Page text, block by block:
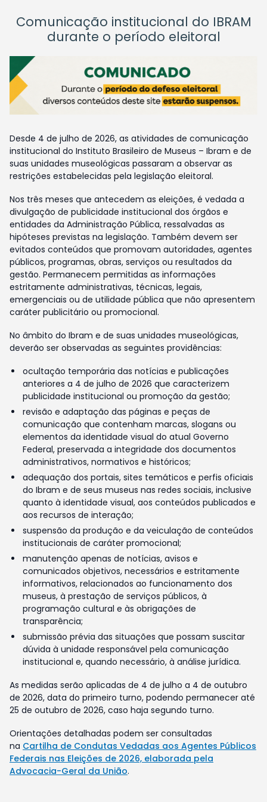
Comunicação institucional do IBRAM
durante o período eleitoral
Desde 4 de julho de 2026, as atividades de comunicação
institucional do Instituto Brasileiro de Museus – Ibram e de
suas unidades museológicas passaram a observar as
restrições estabelecidas pela legislação eleitoral.
Nos três meses que antecedem as eleições, é vedada a
divulgação de publicidade institucional dos órgãos e
entidades da Administração Pública, ressalvadas as
hipóteses previstas na legislação. Também devem ser
evitados conteúdos que promovam autoridades, agentes
públicos, programas, obras, serviços ou resultados da
gestão. Permanecem permitidas as informações
estritamente administrativas, técnicas, legais,
emergenciais ou de utilidade pública que não apresentem
caráter publicitário ou promocional.
No âmbito do Ibram e de suas unidades museológicas,
deverão ser observadas as seguintes providências:
ocultação temporária das notícias e publicações
anteriores a 4 de julho de 2026 que caracterizem
publicidade institucional ou promoção da gestão;
revisão e adaptação das páginas e peças de
comunicação que contenham marcas, slogans ou
elementos da identidade visual do atual Governo
Federal, preservada a integridade dos documentos
administrativos, normativos e históricos;
adequação dos portais, sites temáticos e perfis oficiais
do Ibram e de seus museus nas redes sociais, inclusive
quanto à identidade visual, aos conteúdos publicados e
aos recursos de interação;
suspensão da produção e da veiculação de conteúdos
institucionais de caráter promocional;
manutenção apenas de notícias, avisos e
comunicados objetivos, necessários e estritamente
informativos, relacionados ao funcionamento dos
museus, à prestação de serviços públicos, à
programação cultural e às obrigações de
transparência;
submissão prévia das situações que possam suscitar
dúvida à unidade responsável pela comunicação
institucional e, quando necessário, à análise jurídica.
As medidas serão aplicadas de 4 de julho a 4 de outubro
de 2026, data do primeiro turno, podendo permanecer até
25 de outubro de 2026, caso haja segundo turno.
Orientações detalhadas podem ser consultadas
na Cartilha de Condutas Vedadas aos Agentes Públicos
Federais nas Eleições de 2026, elaborada pela
Advocacia-Geral da União.